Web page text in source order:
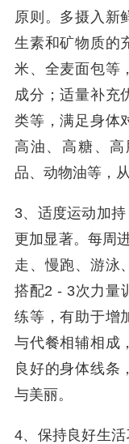
原则。多摄入新
生素和矿物质的
米、全麦面包等
成分；适量补充
类等，满足身体
高油、高糖、
品、动物油等，
3、适度运动加
更加显著。每周
走、慢跑、游泳
搭配2 - 3次力量
练等，有助于增
与代餐相辅相成
良好的身体线条
与美丽。
4、保持良好生